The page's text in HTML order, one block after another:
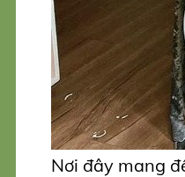
Nơi đây mang